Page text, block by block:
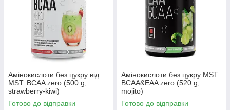
Амінокислоти без цукру від
MST. BCAA zero (500 g,
strawberry-kiwi)
Готово до відправки
Амінокислоти без цукру MST.
BCAA&EAA zero (520 g,
mojito)
Готово до відправки